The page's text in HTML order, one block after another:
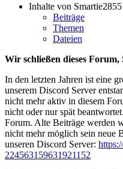
Inhalte von Smartie2855
Beiträge
Themen
Dateien
Wir schließen dieses
In den letzten Jahren ist eine
unserem Discord Server
nicht mehr aktiv in diesem
nicht oder nur spät
Forum. Alte Beiträge werden
nicht mehr möglich sein neue
unseren Discord Server:
224563159631921152